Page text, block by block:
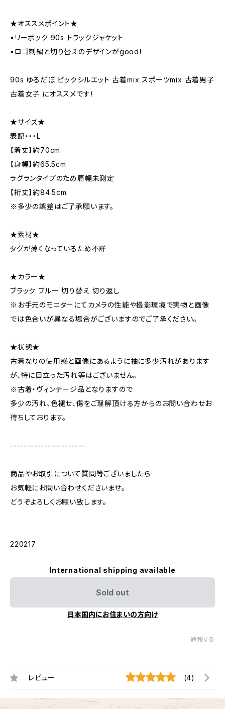
★オススメポイント★
•リーボック 90s トラックジャケット
•ロゴ刺繍と切り替えのデザインがgood！
90s ゆるだぼ ビックシルエット 古着mix スポーツmix 古着男子
古着女子 にオススメです！
★サイズ★
表記・・・L
【着丈】約70cm
【身幅】約65.5cm
ラグランタイプのため肩幅未測定
【裄丈】約84.5cm
※多少の誤差はご了承願います。
★素材★
タグが薄くなっているため不詳
★カラー★
ブラック ブルー 切り替え 切り返し
※お手元のモニターにてカメラの性能や撮影環境で実物と画像
では色合いが異なる場合がございますのでご了承ください。
★状態★
古着なりの使用感と画像にあるように袖に多少汚れがあります
が、特に目立った汚れ等はございません。
※古着・ヴィンテージ品となりますので
多少の汚れ、色褪せ、傷をご理解頂ける方からのお問い合わせお
待ちしております。
----------------------
商品やお取引について質問等ございましたら
お気軽にお問い合わせくださいませ。
どうぞよろしくお願い致します。
220217
International shipping available
Sold out
日本国内にお住まいの方向け
通報する
レビュー (4)